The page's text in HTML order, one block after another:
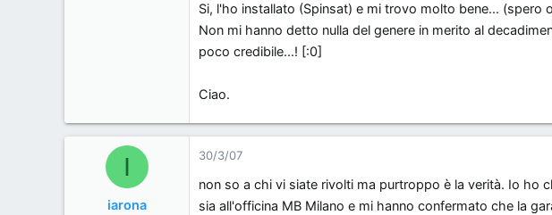
Si, l'ho installato (Spinsat) e mi trovo molto bene... (spero
Non mi hanno detto nulla del genere in merito al
poco credibile...! [:0]
Ciao.
I
iarona
30/3/07
non so a chi vi siate rivolti ma purtroppo è la verità. Io ho
sia all'officina MB Milano e mi hanno confermato che la